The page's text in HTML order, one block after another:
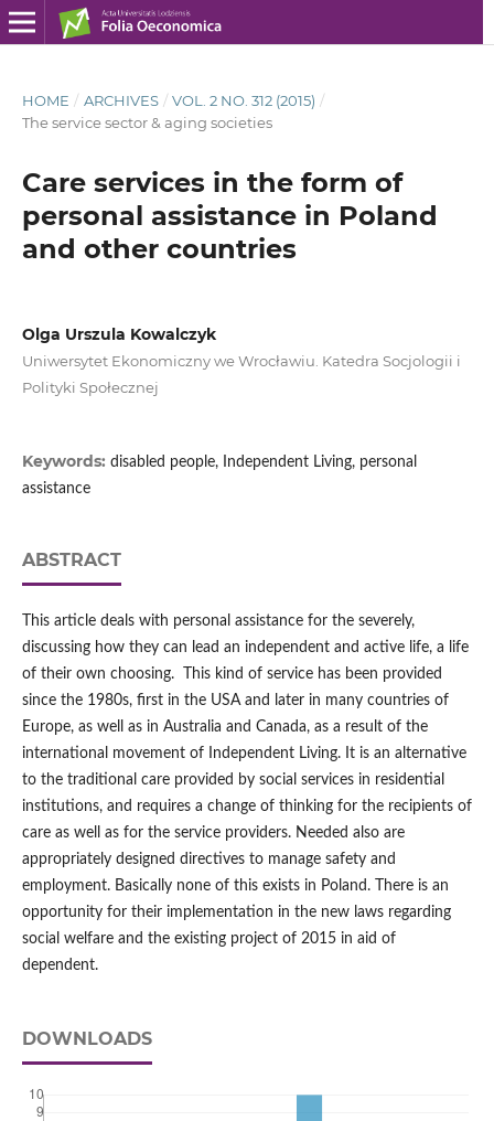
HOME / ARCHIVES / VOL. 2 NO. 312 (2015) /
The service sector & aging societies
Care services in the form of
personal assistance in Poland
and other countries
Olga Urszula Kowalczyk
Uniwersytet Ekonomiczny we Wrocławiu. Katedra Socjologii i
Polityki Społecznej
Keywords: disabled people, Independent Living, personal
assistance
ABSTRACT
This article deals with personal assistance for the severely,
discussing how they can lead an independent and active life, a life
of their own choosing. This kind of service has been provided
since the 1980s, first in the USA and later in many countries of
Europe, as well as in Australia and Canada, as a result of the
international movement of Independent Living. It is an alternative
to the traditional care provided by social services in residential
institutions, and requires a change of thinking for the recipients of
care as well as for the service providers. Needed also are
appropriately designed directives to manage safety and
employment. Basically none of this exists in Poland. There is an
opportunity for their implementation in the new laws regarding
social welfare and the existing project of 2015 in aid of
dependent.
DOWNLOADS